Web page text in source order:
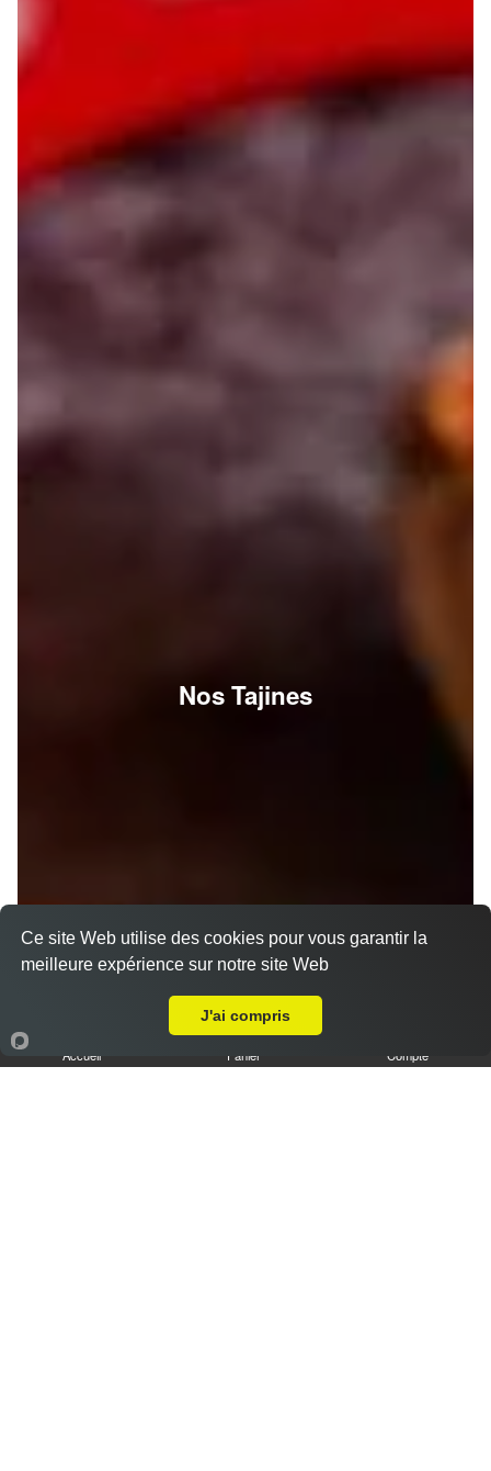
Nos Tajines
Accueil Panier Compte
Ce site Web utilise des cookies pour vous garantir la
meilleure expérience sur notre site Web
J'ai compris